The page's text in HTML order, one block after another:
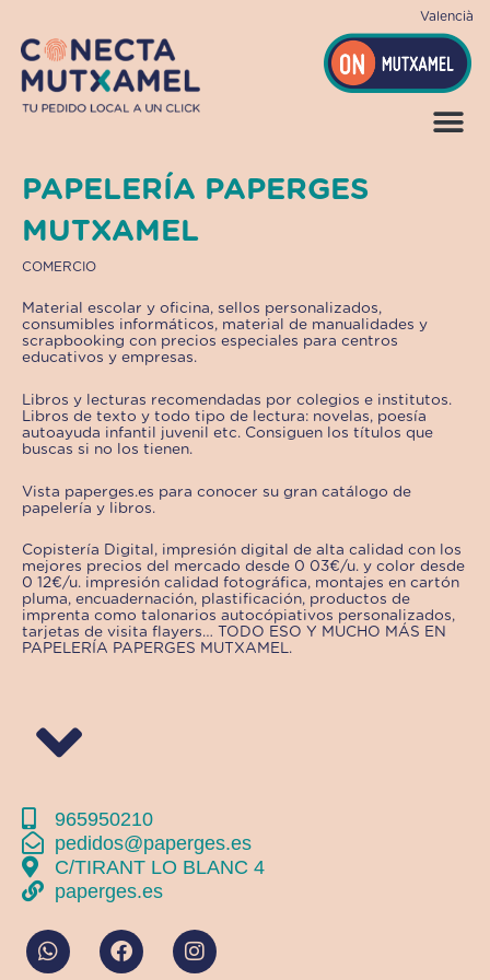
contenido
Valencià
PAPELERÍA PAPERGES
MUTXAMEL
COMERCIO
Material escolar y oficina, sellos personalizados,
consumibles informáticos, material de manualidades y
scrapbooking con precios especiales para centros
educativos y empresas.
Libros y lecturas recomendadas por colegios e institutos.
Libros de texto y todo tipo de lectura: novelas, poesía
autoayuda infantil juvenil etc. Consiguen los títulos que
buscas si no los tienen.
Vista paperges.es para conocer su gran catálogo de
papelería y libros.
Copistería Digital, impresión digital de alta calidad con los
mejores precios del mercado desde 0 03€/u. y color desde
0 12€/u. impresión calidad fotográfica, montajes en cartón
pluma, encuadernación, plastificación, productos de
imprenta como talonarios autocópiativos personalizados,
tarjetas de visita flayers… TODO ESO Y MUCHO MÁS EN
PAPELERÍA PAPERGES MUTXAMEL.
965950210
pedidos@paperges.es
C/TIRANT LO BLANC 4
paperges.es
W
h
F
a
I
n